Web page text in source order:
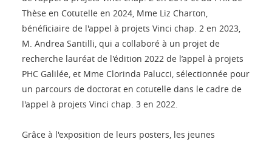
Thèse en Cotutelle en 2024, Mme Liz Charton,
bénéficiaire de l'appel à projets Vinci chap. 2 en 2023,
M. Andrea Santilli, qui a collaboré à un projet de
recherche lauréat de l'édition 2022 de l’appel à projets
PHC Galilée, et Mme Clorinda Palucci, sélectionnée pour
un parcours de doctorat en cotutelle dans le cadre de
l'appel à projets Vinci chap. 3 en 2022.
Grâce à l'exposition de leurs posters, les jeunes